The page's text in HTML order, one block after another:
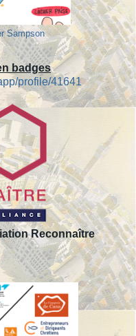
Sampson
badges
profile/41641
Reconnaître